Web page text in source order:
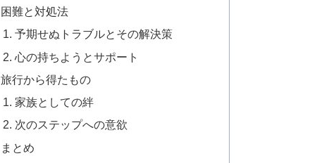
困難と対処法
予期せぬトラブルとその解決策
心の持ちようとサポート
旅行から得たもの
家族としての絆
次のステップへの意欲
まとめ